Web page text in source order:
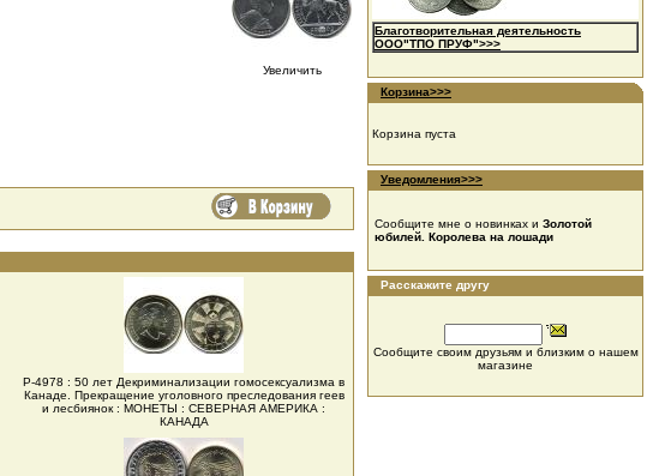
Увеличить
Р-4978 : 50 лет Декриминализации гомосексуализма в
Канаде. Прекращение уголовного преследования геев
и лесбиянок : МОНЕТЫ : СЕВЕРНАЯ АМЕРИКА :
КАНАДА
Благотворительная деятельность
ООО"ТПО ПРУФ">>>
Корзина>>>
Корзина пуста
Уведомления>>>
Сообщите мне о новинках и Золотой
юбилей. Королева на лошади
Расскажите другу
Сообщите своим друзьям и близким о нашем
магазине